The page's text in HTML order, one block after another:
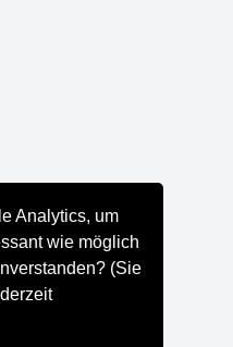
Analytics, um
wie möglich
(Sie